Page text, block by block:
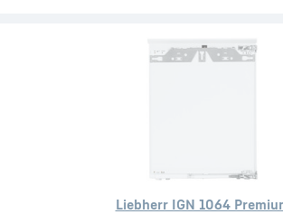
Liebherr IGN 1064